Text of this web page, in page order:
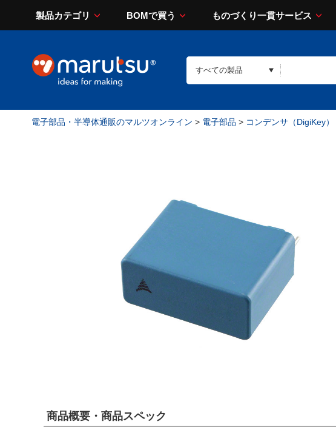
製品カテゴリ BOMで買う ものづくり一貫サービス
電子部品・半導体通販のマルツオンライン > 電子部品 > コンデンサ（DigiKey）
商品概要・商品スペック